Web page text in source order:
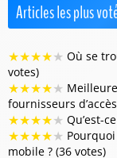
Articles les plus
★★★★★ Où se
votes)
★★★★★
fournisseurs
★★★★★ Qu’est-
★★★★★
mobile ? (36 votes)